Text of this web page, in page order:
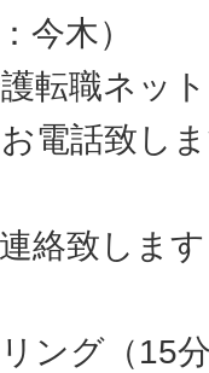
今木）
転職ネッ
電話致し
絡致します
ング（15